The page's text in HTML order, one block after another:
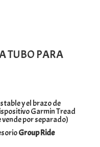
TUBO PARA
y el brazo de
Garmin Tread
vende por separado)
Group Ride